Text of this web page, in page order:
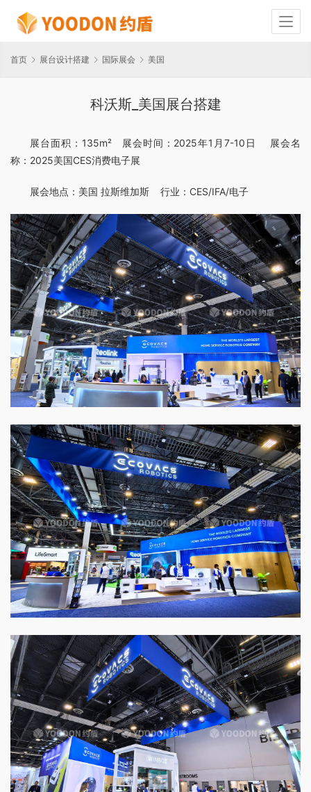
首页 展台设计搭建 国际展会 美国
科沃斯_美国展台搭建
展台面积：135m²   展会时间：2025年1月7-10日    展会名
称：2025美国CES消费电子展
展会地点：美国 拉斯维加斯    行业：CES/IFA/电子